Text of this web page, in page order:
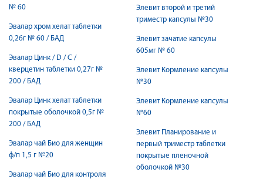
№ 60
Эвалар хром хелат таблетки
0,26г № 60 / БАД
Эвалар Цинк / D / С /
кверцетин таблетки 0,27г №
200 / БАД
Эвалар Цинк хелат таблетки
покрытые оболочкой 0,5г №
200 / БАД
Эвалар чай Био для женщин
ф/п 1,5 г №20
Эвалар чай Био для контроля
Элевит второй и третий
триместр капсулы №30
Элевит зачатие капсулы
605мг № 60
Элевит Кормление капсулы
№30
Элевит Кормление капсулы
№60
Элевит Планирование и
первый триместр таблетки
покрытые пленочной
оболочкой №30